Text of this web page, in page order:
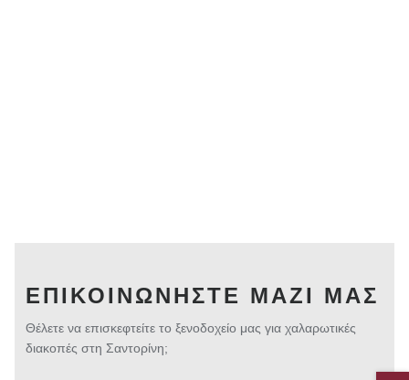
ΕΠΙΚΟΙΝΩΝΉΣΤΕ ΜΑΖΊ ΜΑΣ
Θέλετε να επισκεφτείτε το ξενοδοχείο μας για χαλαρωτικές
διακοπές στη Σαντορίνη;